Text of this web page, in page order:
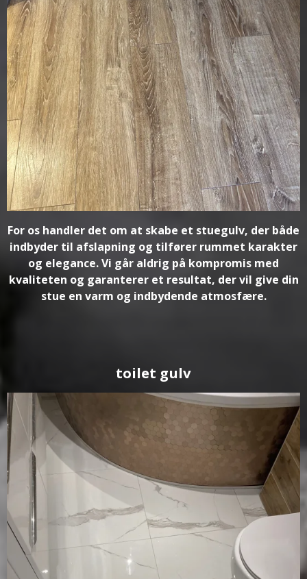
For os handler det om at skabe et stuegulv, der både
indbyder til afslapning og tilfører rummet karakter
og elegance. Vi går aldrig på kompromis med
kvaliteten og garanterer et resultat, der vil give din
stue en varm og indbydende atmosfære.
toilet gulv